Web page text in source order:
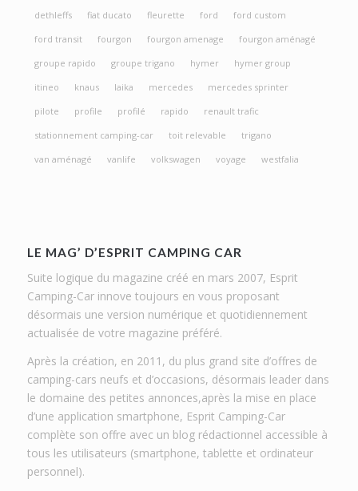
dethleffs
fiat ducato fleurette ford
ford custom
ford transit
fourgon fourgon amenage
fourgon aménagé
groupe rapido
groupe trigano hymer
hymer group
itineo
knaus laika mercedes
mercedes sprinter
pilote
profile profilé rapido
renault trafic
stationnement camping-car
toit relevable
trigano
van aménagé
vanlife volkswagen voyage westfalia
LE MAG’ D’ESPRIT CAMPING CAR
Suite logique du magazine créé en mars 2007, Esprit
Camping-Car innove toujours en vous proposant
désormais une version numérique et quotidiennement
actualisée de votre magazine préféré.
Après la création, en 2011, du plus grand site d’offres de
camping-cars neufs et d’occasions, désormais leader dans
le domaine des petites annonces,après la mise en place
d’une application smartphone, Esprit Camping-Car
complète son offre avec un blog rédactionnel accessible à
tous les utilisateurs (smartphone, tablette et ordinateur
personnel).